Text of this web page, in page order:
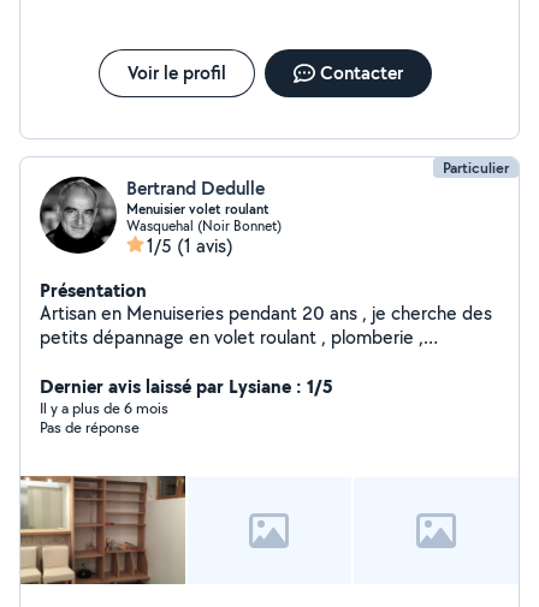
Voir le profil Contacter
Particulier
Bertrand Dedulle
Menuisier volet roulant
Wasquehal (Noir Bonnet)
1/5 (1 avis)
Présentation
Artisan en Menuiseries pendant 20 ans , je cherche des
petits dépannage en volet roulant , plomberie ,
et fabricant d objets en bois
Dernier avis laissé par Lysiane : 1/5
Il y a plus de 6 mois
Pas de réponse